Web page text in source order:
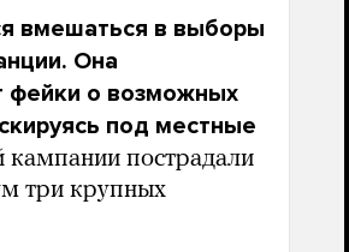
вмешаться в выборы
Она
фейки о возможных
под местные
кампании пострадали
три крупных